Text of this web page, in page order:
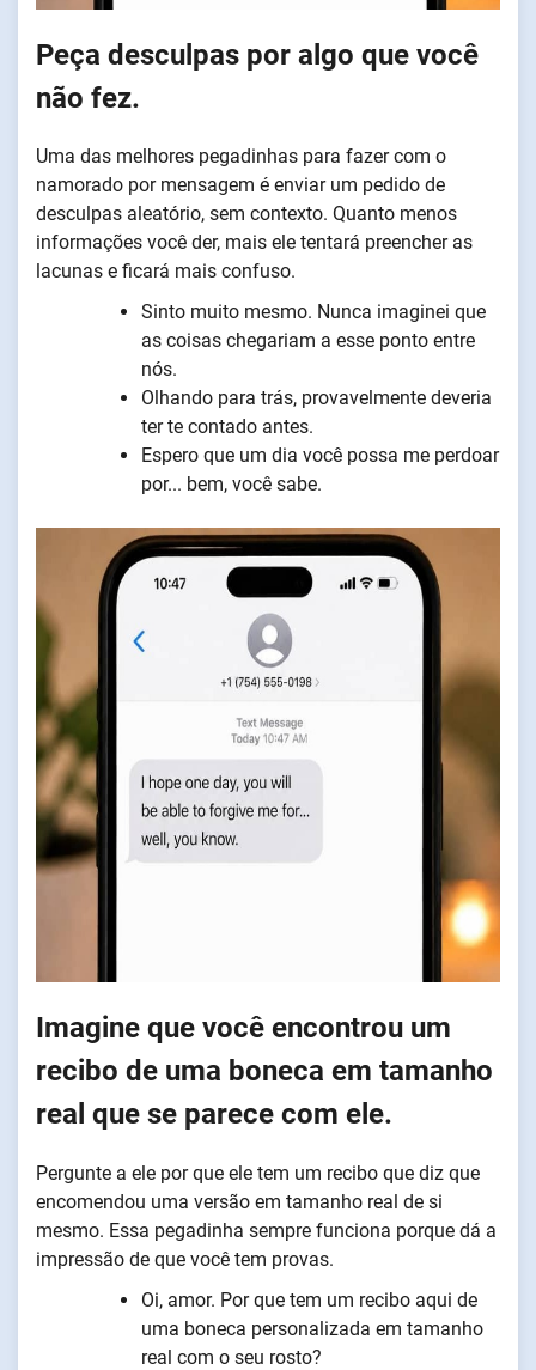
Peça desculpas por algo que você
não fez.
Uma das melhores pegadinhas para fazer com o
namorado por mensagem é enviar um pedido de
desculpas aleatório, sem contexto. Quanto menos
informações você der, mais ele tentará preencher as
lacunas e ficará mais confuso.
Sinto muito mesmo. Nunca imaginei que
as coisas chegariam a esse ponto entre
nós.
Olhando para trás, provavelmente deveria
ter te contado antes.
Espero que um dia você possa me perdoar
por... bem, você sabe.
Imagine que você encontrou um
recibo de uma boneca em tamanho
real que se parece com ele.
Pergunte a ele por que ele tem um recibo que diz que
encomendou uma versão em tamanho real de si
mesmo. Essa pegadinha sempre funciona porque dá a
impressão de que você tem provas.
Oi, amor. Por que tem um recibo aqui de
uma boneca personalizada em tamanho
real com o seu rosto?